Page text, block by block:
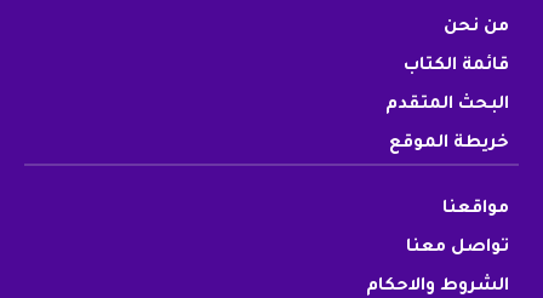
من نحن
قائمة الكتاب
البحث المتقدم
خريطة الموقع
مواقعنا
تواصل معنا
الشروط والاحكام